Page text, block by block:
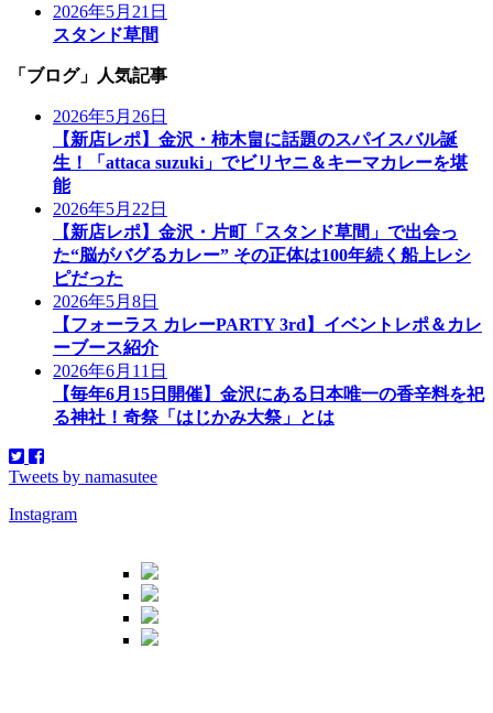
2026年5月21日
スタンド草間
「ブログ」人気記事
2026年5月26日
【新店レポ】金沢・柿木畠に話題のスパイスバル誕
生！「attaca suzuki」でビリヤニ＆キーマカレーを堪
能
2026年5月22日
【新店レポ】金沢・片町「スタンド草間」で出会っ
た“脳がバグるカレー” その正体は100年続く船上レシ
ピだった
2026年5月8日
【フォーラス カレーPARTY 3rd】イベントレポ＆カレ
ーブース紹介
2026年6月11日
【毎年6月15日開催】金沢にある日本唯一の香辛料を祀
る神社！奇祭「はじかみ大祭」とは
Tweets by namasutee
Instagram